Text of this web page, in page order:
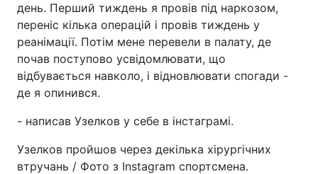
день. Перший тиждень я провів під наркозом,
переніс кілька операцій і провів тиждень у
реанімації. Потім мене перевели в палату, де
почав поступово усвідомлювати, що
відбувається навколо, і відновлювати спогади -
де я опинився.
- написав Узелков у себе в інстаграмі.
Узелков пройшов через декілька хірургічних
втручань / Фото з Instagram спортсмена.